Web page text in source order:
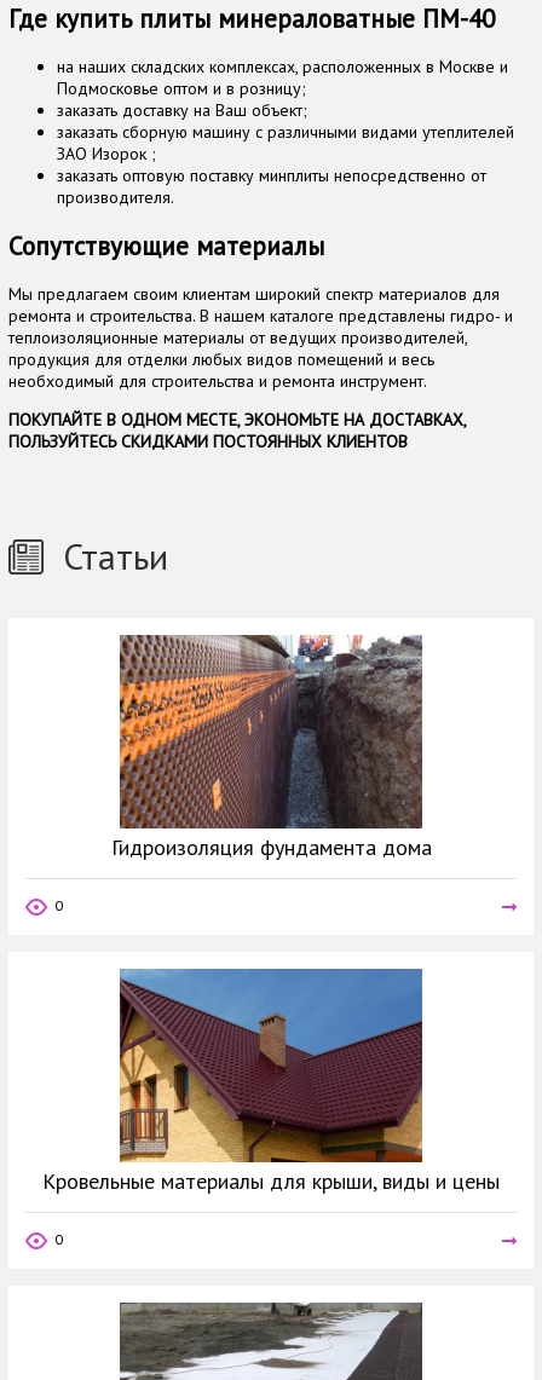
Статьи
Гидроизоляция фундамента дома
0
Кровельные материалы для крыши, виды и цены
0
Где купить плиты минераловатные ПМ-40
на наших складских комплексах, расположенных в Москве и
Подмосковье оптом и в розницу;
заказать доставку на Ваш объект;
заказать сборную машину с различными видами утеплителей
ЗАО Изорок ;
заказать оптовую поставку минплиты непосредственно от
производителя.
Сопутствующие материалы
Мы предлагаем своим клиентам широкий спектр материалов для
ремонта и строительства. В нашем каталоге представлены гидро- и
теплоизоляционные материалы от ведущих производителей,
продукция для отделки любых видов помещений и весь
необходимый для строительства и ремонта инструмент.
ПОКУПАЙТЕ В ОДНОМ МЕСТЕ, ЭКОНОМЬТЕ НА ДОСТАВКАХ,
ПОЛЬЗУЙТЕСЬ СКИДКАМИ ПОСТОЯННЫХ КЛИЕНТОВ